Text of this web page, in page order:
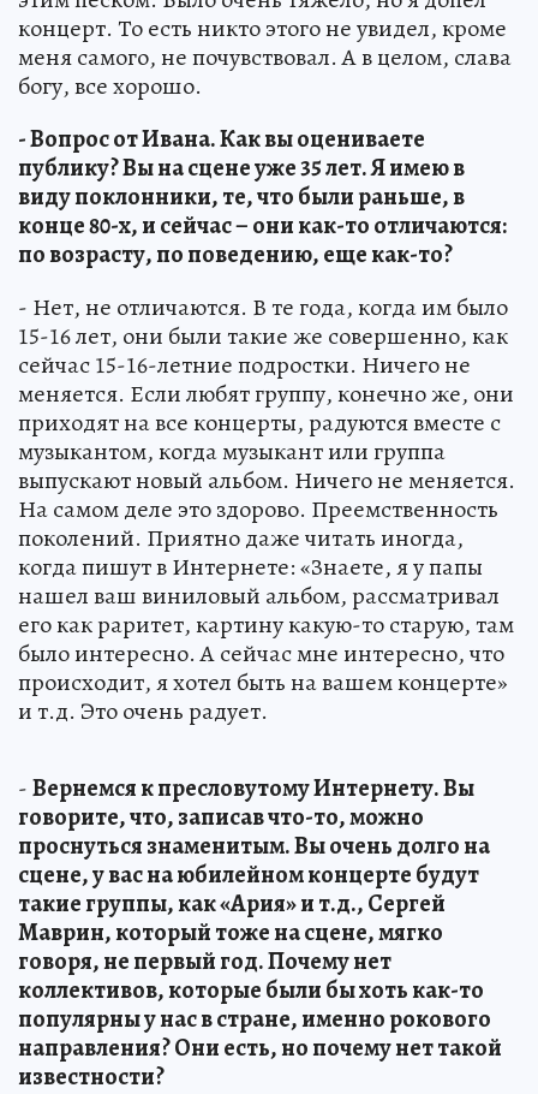
концерт. То есть никто этого не увидел, кроме
меня самого, не почувствовал. А в целом, слава
богу, все хорошо.
- Вопрос от Ивана. Как вы оцениваете
публику? Вы на сцене уже 35 лет. Я имею в
виду поклонники, те, что были раньше, в
конце 80-х, и сейчас – они как-то отличаются:
по возрасту, по поведению, еще как-то?
- Нет, не отличаются. В те года, когда им было
15-16 лет, они были такие же совершенно, как
сейчас 15-16-летние подростки. Ничего не
меняется. Если любят группу, конечно же, они
приходят на все концерты, радуются вместе с
музыкантом, когда музыкант или группа
выпускают новый альбом. Ничего не меняется.
На самом деле это здорово. Преемственность
поколений. Приятно даже читать иногда,
когда пишут в Интернете: «Знаете, я у папы
нашел ваш виниловый альбом, рассматривал
его как раритет, картину какую-то старую, там
было интересно. А сейчас мне интересно, что
происходит, я хотел быть на вашем концерте»
и т.д. Это очень радует.
-Вернемся к пресловутому Интернету. Вы
говорите, что, записав что-то, можно
проснуться знаменитым. Вы очень долго на
сцене, у вас на юбилейном концерте будут
такие группы, как «Ария» и т.д., Сергей
Маврин, который тоже на сцене, мягко
говоря, не первый год. Почему нет
коллективов, которые были бы хоть как-то
популярны у нас в стране, именно рокового
направления? Они есть, но почему нет такой
известности?